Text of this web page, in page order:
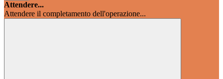
Attendere...
Attendere il completamento dell'operazione...